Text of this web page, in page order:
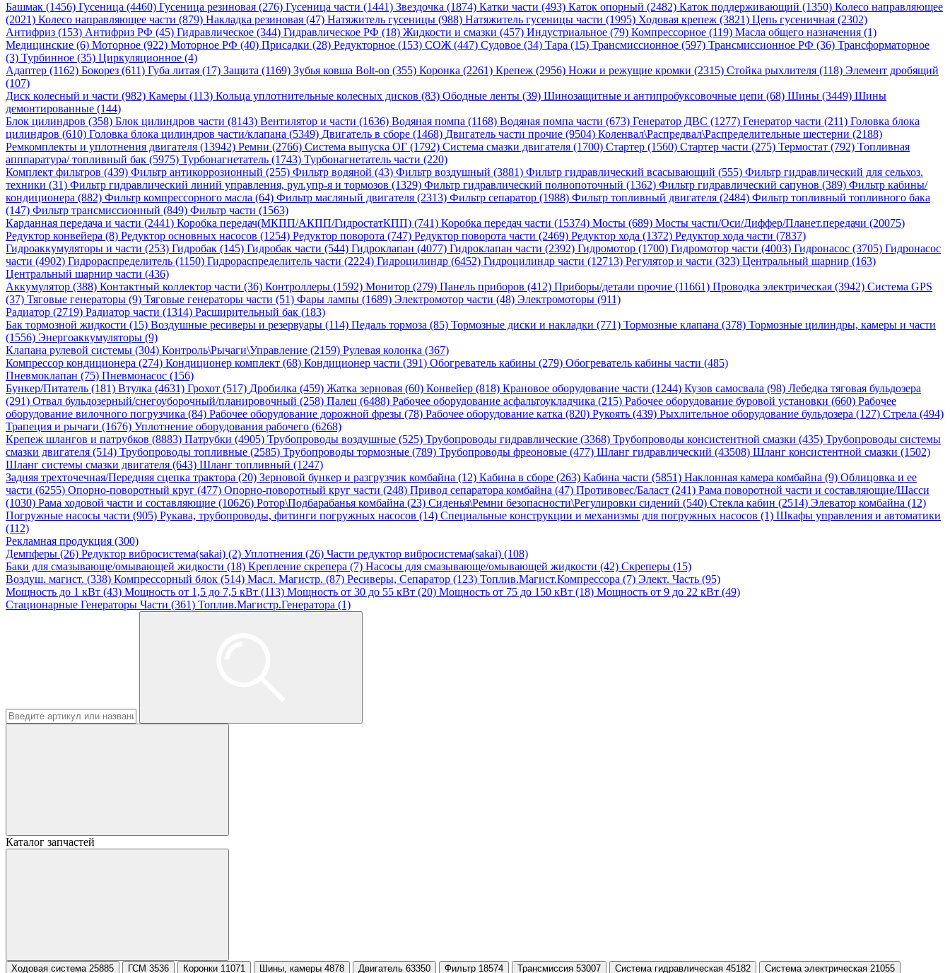
Башмак (1456) Гусеница (4460) Гусеница резиновая (276) Гусеница части (1441) Звездочка (1874) Катки части (493) Каток опорный (2482) Каток поддерживающий (1350) Колесо направляющее
(2021) Колесо направляющее части (879) Накладка резиновая (47) Натяжитель гусеницы (988) Натяжитель гусеницы части (1995) Ходовая крепеж (3821) Цепь гусеничная (2302)
Антифриз (153) Антифриз РФ (45) Гидравлическое (344) Гидравлическое РФ (18) Жидкости и смазки (457) Индустриальное (79) Компрессорное (119) Масла общего назначения (1)
Медицинские (6) Моторное (922) Моторное РФ (40) Присадки (28) Редукторное (153) СОЖ (447) Судовое (34) Тара (15) Трансмиссионное (597) Трансмиссионное РФ (36) Трансформаторное
(3) Турбинное (35) Циркуляционное (4)
Адаптер (1162) Бокорез (611) Губа литая (17) Защита (1169) Зубья ковша Bolt-on (355) Коронка (2261) Крепеж (2956) Ножи и режущие кромки (2315) Стойка рыхлителя (118) Элемент дробящий
(107)
Диск колесный и части (982) Камеры (113) Кольца уплотнительные колесных дисков (83) Ободные ленты (39) Шинозащитные и антипробуксовочные цепи (68) Шины (3449) Шины
демонтированные (144)
Блок цилиндров (358) Блок цилиндров части (8143) Вентилятор и части (1636) Водяная помпа (1168) Водяная помпа части (673) Генератор ДВС (1277) Генератор части (211) Головка блока
цилиндров (610) Головка блока цилиндров части/клапана (5349) Двигатель в сборе (1468) Двигатель части прочие (9504) Коленвал\Распредвал\Распределительные шестерни (2188)
Ремкомплекты и уплотнения двигателя (13942) Ремни (2766) Система выпуска ОГ (1792) Система смазки двигателя (1700) Стартер (1560) Стартер части (275) Термостат (792) Топливная
апппаратура/ топливный бак (5975) Турбонагнетатель (1743) Турбонагнетатель части (220)
Комплект фильтров (439) Фильтр антикоррозионный (255) Фильтр водяной (43) Фильтр воздушный (3881) Фильтр гидравлический всасывающий (555) Фильтр гидравлический для сельхоз.
техники (31) Фильтр гидравлический линий управления, рул.упр-я и тормозов (1329) Фильтр гидравлический полнопоточный (1362) Фильтр гидравлический сапунов (389) Фильтр кабины/
кондиционера (882) Фильтр компрессорного масла (64) Фильтр масляный двигателя (2313) Фильтр сепаратор (1988) Фильтр топливный двигателя (2484) Фильтр топливный топливного бака
(147) Фильтр трансмиссионный (849) Фильтр части (1563)
Карданная передача и части (2441) Коробка передач(МКПП/АКПП/ГидростатКПП) (741) Коробка передач части (15374) Мосты (689) Мосты части/Оси/Диффер/Планет.передачи (20075)
Редуктор конвейера (8) Редуктор основных насосов (1254) Редуктор поворота (747) Редуктор поворота части (2469) Редуктор хода (1372) Редуктор хода части (7837)
Гидроаккумуляторы и части (253) Гидробак (145) Гидробак части (544) Гидроклапан (4077) Гидроклапан части (2392) Гидромотор (1700) Гидромотор части (4003) Гидронасос (3705) Гидронасос
части (4902) Гидрораспределитель (1150) Гидрораспределитель части (2224) Гидроцилиндр (6452) Гидроцилиндр части (12713) Регулятор и части (323) Центральный шарнир (163)
Центральный шарнир части (436)
Аккумулятор (388) Контактный коллектор части (36) Контроллеры (1592) Монитор (279) Панель приборов (412) Приборы/детали прочие (11661) Проводка электрическая (3942) Система GPS
(37) Тяговые генераторы (9) Тяговые генераторы части (51) Фары лампы (1689) Электромотор части (48) Электромоторы (911)
Радиатор (2719) Радиатор части (1314) Расширительный бак (183)
Бак тормозной жидкости (15) Воздушные ресиверы и резервуары (114) Педаль тормоза (85) Тормозные диски и накладки (771) Тормозные клапана (378) Тормозные цилиндры, камеры и части
(1556) Энергоаккумуляторы (9)
Клапана рулевой системы (304) Контроль\Рычаги\Управление (2159) Рулевая колонка (367)
Компрессор кондиционера (274) Кондиционер комплект (68) Кондиционер части (391) Обогреватель кабины (279) Обогреватель кабины части (485)
Пневмоклапан (75) Пневмонасос (156)
Бункер/Питатель (181) Втулка (4631) Грохот (517) Дробилка (459) Жатка зерновая (60) Конвейер (818) Крановое оборудование части (1244) Кузов самосвала (98) Лебедка тяговая бульдозера
(291) Отвал бульдозерный/снегоуборочный/планировочный (258) Палец (6488) Рабочее оборудование асфальтоукладчика (215) Рабочее оборудование буровой установки (660) Рабочее
оборудование вилочного погрузчика (84) Рабочее оборудование дорожной фрезы (78) Рабочее оборудование катка (820) Рукоять (439) Рыхлительное оборудование бульдозера (127) Стрела (494)
Трапеция и рычаги (1676) Уплотнение оборудования рабочего (6268)
Крепеж шлангов и патрубков (8883) Патрубки (4905) Трубопроводы воздушные (525) Трубопроводы гидравлические (3368) Трубопроводы консистентной смазки (435) Трубопроводы системы
смазки двигателя (514) Трубопроводы топливные (2585) Трубопроводы тормозные (789) Трубопроводы фреоновые (477) Шланг гидравлический (43508) Шланг консистентной смазки (1502)
Шланг системы смазки двигателя (643) Шланг топливный (1247)
Задняя трехточечная/Передняя сцепка трактора (20) Зерновой бункер и разгрузчик комбайна (12) Кабина в сборе (263) Кабина части (5851) Наклонная камера комбайна (9) Облицовка и ее
части (6255) Опорно-поворотный круг (477) Опорно-поворотный круг части (248) Привод сепаратора комбайна (47) Противовес/Баласт (241) Рама поворотной части и составляющие/Шасси
(1030) Рама ходовой части и составляющие (10626) Ротор\Подбарабанья комбайна (23) Сиденья\Ремни безопасности\Регулировки сидений (540) Стекла кабин (2514) Элеватор комбайна (12)
Погружные насосы части (905) Рукава, трубопроводы, фитинги погружных насосов (14) Специальные конструкции и механизмы для погружных насосов (1) Шкафы управления и автоматики
(112)
Рекламная продукция (300)
Демпферы (26) Редуктор вибросистема(sakai) (2) Уплотнения (26) Части редуктор вибросистема(sakai) (108)
Баки для смазывающе/омывающей жидкости (18) Крепление скрепера (7) Насосы для смазывающе/омывающей жидкости (42) Скреперы (15)
Воздуш. магист. (338) Компрессорный блок (514) Масл. Магистр. (87) Ресиверы, Сепаратор (123) Топлив.Магист.Компрессора (7) Элект. Часть (95)
Мощность до 1 кВт (43) Мощность от 1,5 до 7,5 кВт (113) Мощность от 30 до 55 кВт (20) Мощность от 75 до 150 кВт (18) Мощность от 9 до 22 кВт (49)
Стационарные Генераторы Части (361) Топлив.Магистр.Генератора (1)
Каталог запчастей
Ходовая система 25885 ГСМ 3536 Коронки 11071 Шины, камеры 4878 Двигатель 63350 Фильтр 18574 Трансмиссия 53007 Система гидравлическая 45182 Система электрическая 21055